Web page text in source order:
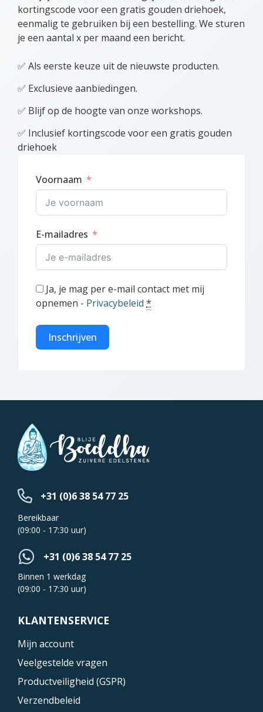
kortingscode voor een gratis gouden driehoek,
eenmalig te gebruiken bij een bestelling. We sturen
je een aantal x per maand een bericht.
✅ Als eerste keuze uit de nieuwste producten.
✅ Exclusieve aanbiedingen.
✅ Blijf op de hoogte van onze workshops.
✅ Inclusief kortingscode voor een gratis gouden
driehoek
Voornaam
E-mailadres
Ja, je mag per e-mail contact met mij
opnemen - Privacybeleid *
Inschrijven
+31 (0)6 38 54 77 25
Bereikbaar
(09:00 - 17:30 uur)
+31 (0)6 38 54 77 25
Binnen 1 werkdag
(09:00 - 17:30 uur)
KLANTENSERVICE
Mijn account
Veelgestelde vragen
Productveiligheid (GSPR)
Verzendbeleid